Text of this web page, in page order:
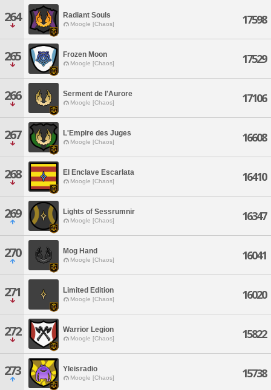
264 Radiant Souls
Moogle [Chaos] 17598
265 Frozen Moon
Moogle [Chaos] 17529
266 Serment de l'Aurore
Moogle [Chaos] 17106
267 L'Empire des Juges
Moogle [Chaos] 16608
268 El Enclave Escarlata
Moogle [Chaos] 16410
269 Lights of Sessrumnir
Moogle [Chaos] 16347
270 Mog Hand
Moogle [Chaos] 16041
271 Limited Edition
Moogle [Chaos] 16020
272 Warrior Legion
Moogle [Chaos] 15822
273 Yleisradio
Moogle [Chaos] 15738